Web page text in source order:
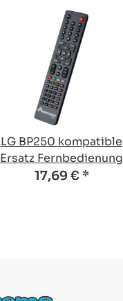
LG BP250 kompatible
Ersatz Fernbedienung
17,69 € *